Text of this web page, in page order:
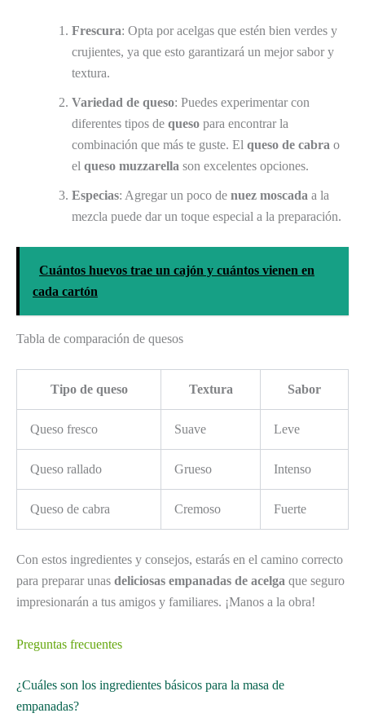
Frescura: Opta por acelgas que estén bien verdes y
crujientes, ya que esto garantizará un mejor sabor y
textura.
Variedad de queso: Puedes experimentar con
diferentes tipos de queso para encontrar la
combinación que más te guste. El queso de cabra o
el queso muzzarella son excelentes opciones.
Especias: Agregar un poco de nuez moscada a la
mezcla puede dar un toque especial a la preparación.
Cuántos huevos trae un cajón y cuántos vienen en
cada cartón
Tabla de comparación de quesos
Tipo de queso Textura Sabor
Queso fresco Suave Leve
Queso rallado Grueso Intenso
Queso de cabra Cremoso Fuerte
Con estos ingredientes y consejos, estarás en el camino correcto
para preparar unas deliciosas empanadas de acelga que seguro
impresionarán a tus amigos y familiares. ¡Manos a la obra!
Preguntas frecuentes
¿Cuáles son los ingredientes básicos para la masa de
empanadas?